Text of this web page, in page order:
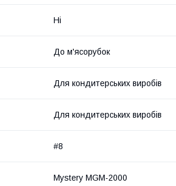
Ні
До м'ясорубок
Для кондитерських виробів
Для кондитерських виробів
#8
Mystery MGM-2000